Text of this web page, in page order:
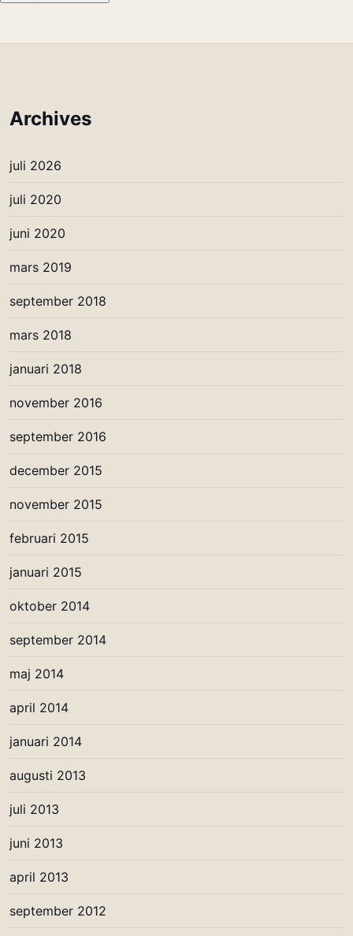
Archives
juli 2026
juli 2020
juni 2020
mars 2019
september 2018
mars 2018
januari 2018
november 2016
september 2016
december 2015
november 2015
februari 2015
januari 2015
oktober 2014
september 2014
maj 2014
april 2014
januari 2014
augusti 2013
juli 2013
juni 2013
april 2013
september 2012